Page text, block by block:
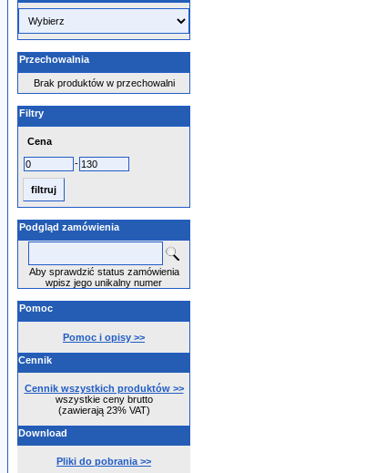
Przechowalnia
Brak produktów w przechowalni
Filtry
Cena
-
Podgląd zamówienia
Aby sprawdzić status zamówienia
wpisz jego unikalny numer
Pomoc
Pomoc i opisy >>
Cennik
Cennik wszystkich produktów >>
wszystkie ceny brutto
(zawierają 23% VAT)
Download
Pliki do pobrania >>